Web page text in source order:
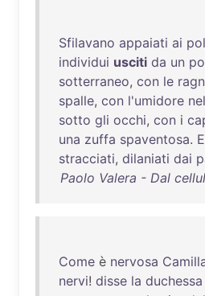
Sfilavano appaiati ai
individui usciti da un
sotterraneo, con le
spalle, con l'umidore
sotto gli occhi, con i
una zuffa spaventosa.
stracciati, dilaniati dai
Paolo Valera - Dal
Come è nervosa
nervi! disse la duchessa